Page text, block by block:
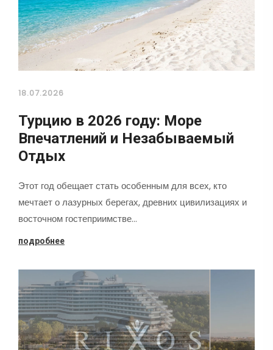
18.07.2026
Турцию в 2026 году: Море
Впечатлений и Незабываемый
Отдых
Этот год обещает стать особенным для всех, кто
мечтает о лазурных берегах, древних цивилизациях и
восточном гостеприимстве…
подробнее